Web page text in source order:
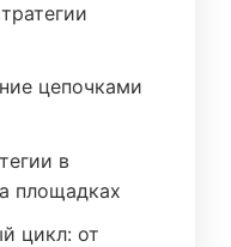
цепочками
в
площадках
цикл: от